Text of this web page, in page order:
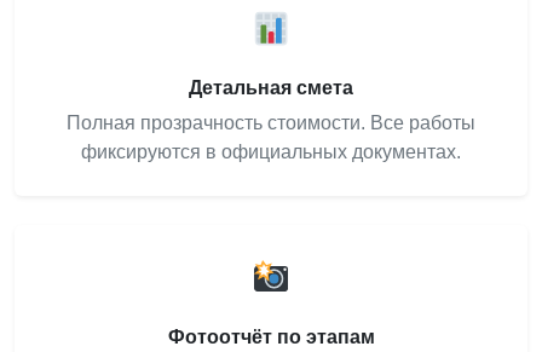
Детальная смета
Полная прозрачность стоимости. Все работы
фиксируются в официальных документах.
Фотоотчёт по этапам